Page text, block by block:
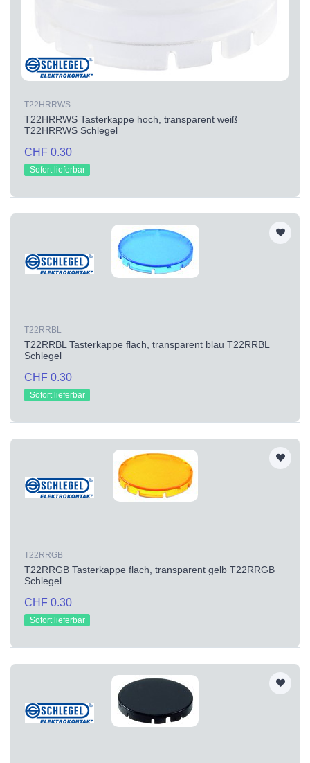
T22HRRWS
T22HRRWS Tasterkappe hoch, transparent weiß
T22HRRWS Schlegel
CHF 0.30
Sofort lieferbar
T22RRBL
T22RRBL Tasterkappe flach, transparent blau T22RRBL
Schlegel
CHF 0.30
Sofort lieferbar
T22RRGB
T22RRGB Tasterkappe flach, transparent gelb T22RRGB
Schlegel
CHF 0.30
Sofort lieferbar